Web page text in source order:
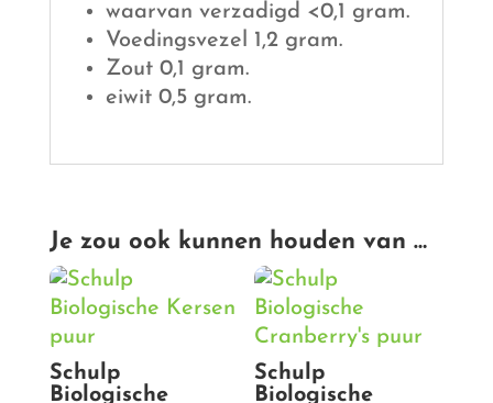
waarvan verzadigd <0,1 gram.
Voedingsvezel 1,2 gram.
Zout 0,1 gram.
eiwit 0,5 gram.
Je zou ook kunnen houden van …
Schulp
Biologische
Schulp
Biologische